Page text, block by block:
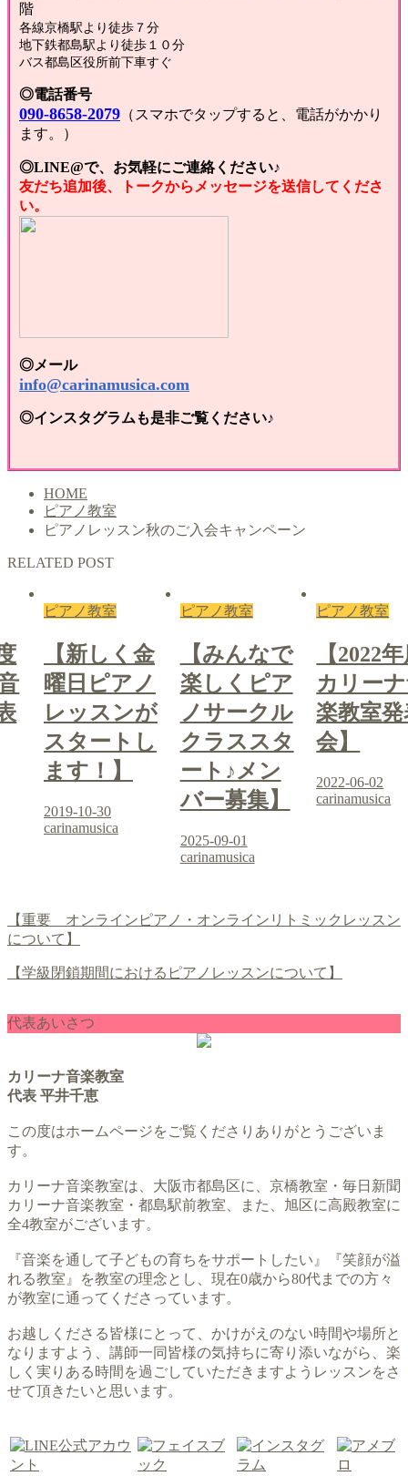
階
各線京橋駅より徒歩７分
地下鉄都島駅より徒歩１０分
バス都島区役所前下車すぐ
◎電話番号
090-8658-2079 （スマホでタップすると、電話がかかり
ます。）
◎LINE@で、お気軽にご連絡ください♪
友だち追加後、トークからメッセージを送信してくださ
い。
◎メール
info@carinamusica.com
◎インスタグラムも是非ご覧ください♪
HOME
ピアノ教室
ピアノレッスン秋のご入会キャンペーン
RELATED POST
ピアノ教室
【新しく金
曜日ピアノ
レッスンが
スタートし
ます！】
2019-10-30
carinamusica
ピアノ教室
【みんなで
楽しくピア
ノサークル
クラススタ
ート♪メン
バー募集】
2025-09-01
carinamusica
ピアノ教室
【2022
カリー
楽教室
会】
2022-06-02
carinamusica
【重要 オンラインピアノ・オンラインリトミックレッスン
について】
【学級閉鎖期間におけるピアノレッスンについて】
代表あいさつ
カリーナ音楽教室
代表 平井千恵
この度はホームページをご覧くださりありがとうございま
す。
カリーナ音楽教室は、大阪市都島区に、京橋教室・毎日新聞
カリーナ音楽教室・都島駅前教室、また、旭区に高殿教室に
全4教室がございます。
『音楽を通して子どもの育ちをサポートしたい』『笑顔が溢
れる教室』を教室の理念とし、現在0歳から80代までの方々
が教室に通ってくださっています。
お越しくださる皆様にとって、かけがえのない時間や場所と
なりますよう、講師一同皆様の気持ちに寄り添いながら、楽
しく実りある時間を過ごしていただきますようレッスンをさ
せて頂きたいと思います。